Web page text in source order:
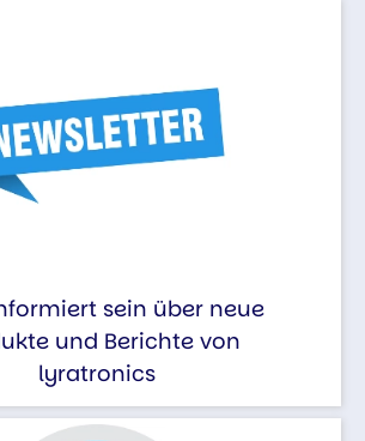
sein über neue
und Berichte von
lyratronics